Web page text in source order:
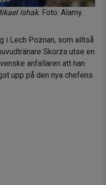
Ishak. Foto: Alamy.
i Lech Poznan, som alltså
Skorza utse en
anfallaren att han
upp på den nya chefens